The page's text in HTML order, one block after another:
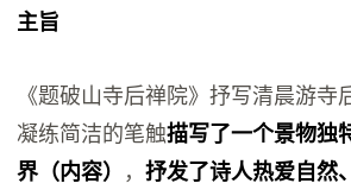
主旨
《题破山寺后禅院》抒写清晨游寺
凝练简洁的笔触描写了一个景物独
界（内容）
，抒发了诗人热爱自然